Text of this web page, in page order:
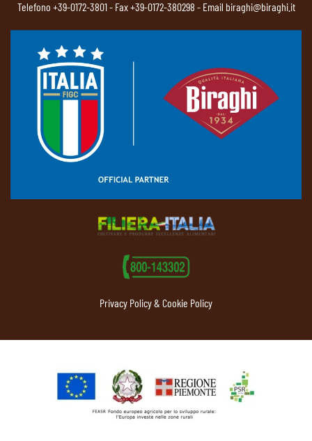
Telefono +39-0172-3801- Fax +39-0172-380298 - Email biraghi@biraghi.it
Privacy Policy & Cookie Policy